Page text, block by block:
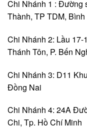
Chi Nhánh 1 : Đường
Thành, TP TDM,
Chi Nhánh 2: Lầu 17-
Thánh Tôn, P. Bến
Chi Nhánh 3: D11
Đồng Nai
Chi Nhánh 4: 24A
Chi, Tp. Hồ Chí Minh